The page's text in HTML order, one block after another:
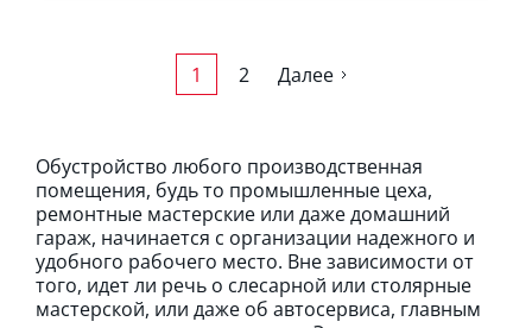
1 2 Далее
Обустройство любого производственная
помещения, будь то промышленные цеха,
ремонтные мастерские или даже домашний
гараж, начинается с организации надежного и
удобного рабочего место. Вне зависимости от
того, идет ли речь о слесарной или столярные
мастерской, или даже об автосервиса, главным